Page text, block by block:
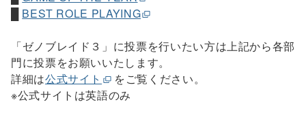
BEST ROLE PLAYING
「ゼノブレイド３」に投票を行いたい方は上記から各部
門に投票をお願いいたします。
詳細は公式サイト
をご覧ください。
※公式サイトは英語のみ